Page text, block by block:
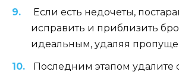
Если есть недочеты,
исправить и приблизить
идеальным, удаляя
Последним этапом удалите